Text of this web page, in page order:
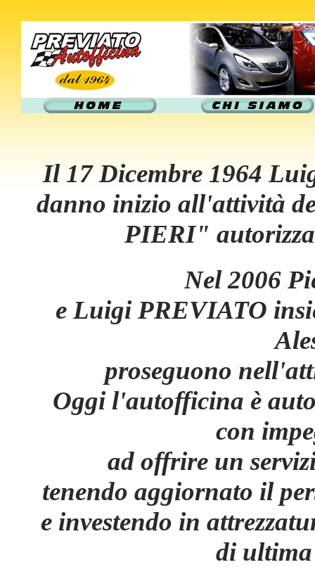
Il 17 Dicembre 1964
danno inizio all'attività
PIERI"
Nel 2006
e Luigi PREVIATO
proseguono
Oggi l'autofficina è
con
ad offrire un
tenendo aggiornato il
e investendo in
di ultima